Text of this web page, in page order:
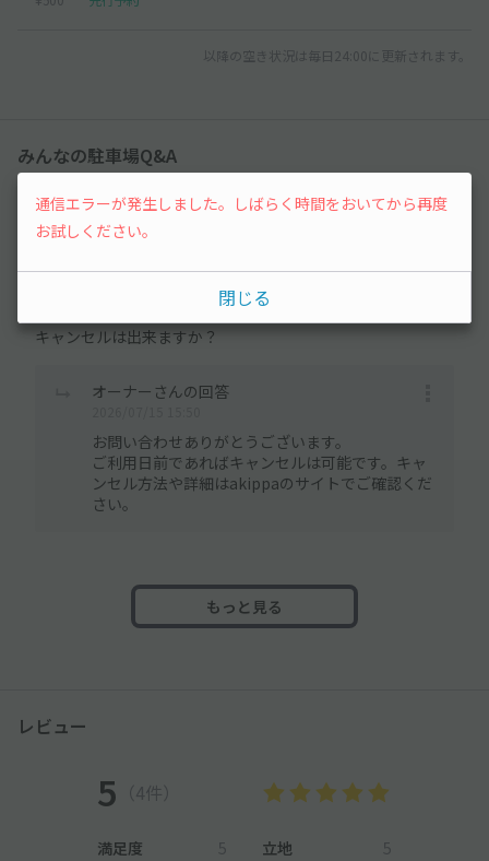
以降の空き状況は毎日24:00に更新されます。
みんなの駐車場Q&A
1件の質問があります
user_f5b8b7さん
キャンセルは出来ますか？
オーナーさんの回答
お問い合わせありがとうございます。
ご利用日前であればキャンセルは可能です。キャ
ンセル方法や詳細はakippaのサイトでご確認くだ
さい。
もっと見る
レビュー
5 （4件）
満足度 5 立地
5
通信エラーが発生しました。しばらく時間をおいてから再度
お試しください。
閉じる